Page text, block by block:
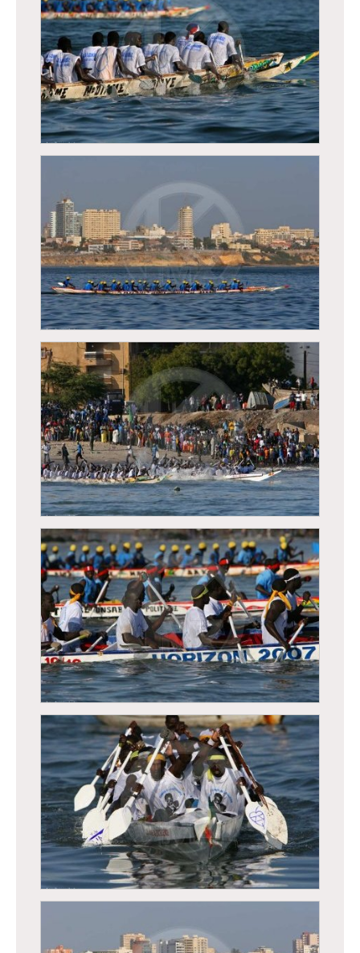
Régates de Dakar, course traditionnelle de
pirogues
Régates de Dakar, course traditionnelle de
pirogues
Régates de Dakar, course traditionnelle de
pirogues
Régates de Dakar, course traditionnelle de
pirogues
Régates de Dakar, course traditionnelle de
pirogues